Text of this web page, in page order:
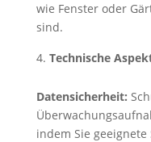
wie Fenster oder
sind.
Technische
Datensicherheit:
indem Sie